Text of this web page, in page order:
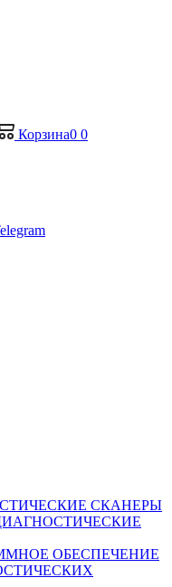
Корзина0 0
СКАНЕРЫ
ОБЕСПЕЧЕНИЕ